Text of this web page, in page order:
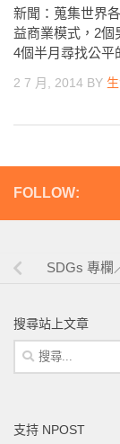
新聞：蒐集世界
益商業模式，2個
4個半月尋找公平
2 7 月, 2014 BY
FOLLOW:
SDGs 專欄
搜尋站上文章
搜
尋
字:
支持 NPOST